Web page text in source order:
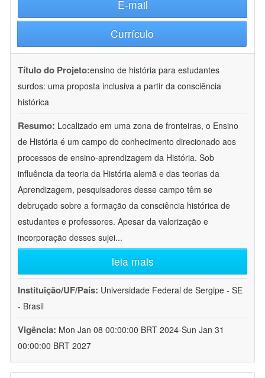
E-mail
Currículo
Título do Projeto:ensino de história para estudantes
surdos: uma proposta inclusiva a partir da consciência
histórica
Resumo: Localizado em uma zona de fronteiras, o Ensino
de História é um campo do conhecimento direcionado aos
processos de ensino-aprendizagem da História. Sob
influência da teoria da História alemã e das teorias da
Aprendizagem, pesquisadores desse campo têm se
debruçado sobre a formação da consciência histórica de
estudantes e professores. Apesar da valorização e
incorporação desses sujei...
leia mais
Instituição/UF/País: Universidade Federal de Sergipe - SE
- Brasil
Vigência: Mon Jan 08 00:00:00 BRT 2024-Sun Jan 31
00:00:00 BRT 2027